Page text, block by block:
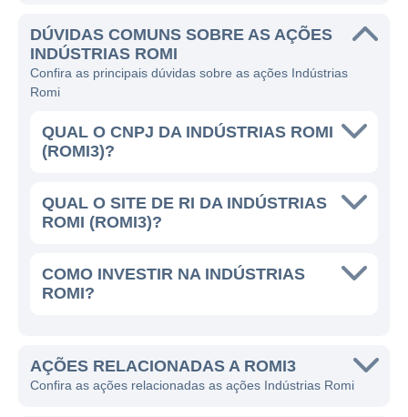
Outra fonte de receitas da Indústrias Romi é
a exportação de sua linha de produtos. A
empresa já consolidou sua presença em
diversos mercados internacionais,
fortalecendo sua marca e aumentando as
oportunidades de negócios fora do Brasil.
diversifica os riscos e possibilita à Romi se
beneficiar de demanda crescente em outras
PRESENÇA INTERNACIONAL E LINHAS
A Indústrias Romi possui uma presença
significativa em diversos países e atua em
DÚVIDAS COMUNS SOBRE AS AÇÕES
INDÚSTRIAS ROMI
Confira as principais dúvidas sobre as ações Indústrias
Romi
QUAL O CNPJ DA INDÚSTRIAS ROMI
(ROMI3)?
QUAL O SITE DE RI DA INDÚSTRIAS
ROMI (ROMI3)?
COMO INVESTIR NA INDÚSTRIAS
ROMI?
AÇÕES RELACIONADAS A ROMI3
Confira as ações relacionadas as ações Indústrias Romi